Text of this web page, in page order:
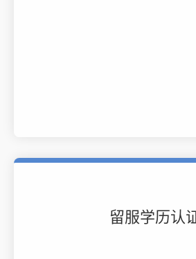
留服学历认